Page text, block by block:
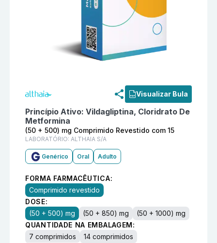
Visualizar Bula
Princípio Ativo: Vildagliptina, Cloridrato De
Metformina
(50 + 500) mg Comprimido Revestido com 15
LABORATÓRIO: ALTHAIA S/A
Genérico Oral Adulto
FORMA FARMACÊUTICA:
Comprimido revestido
DOSE:
(50 + 500) mg
(50 + 850) mg
(50 + 1000) mg
QUANTIDADE NA EMBALAGEM:
7 comprimidos
14 comprimidos